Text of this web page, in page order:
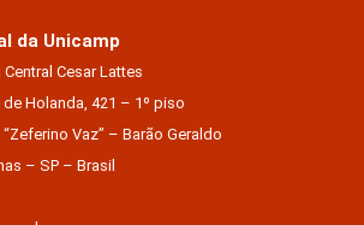
da Unicamp
Cesar Lattes
Holanda, 421 – 1º piso
Vaz” – Barão Geraldo
– SP – Brasil